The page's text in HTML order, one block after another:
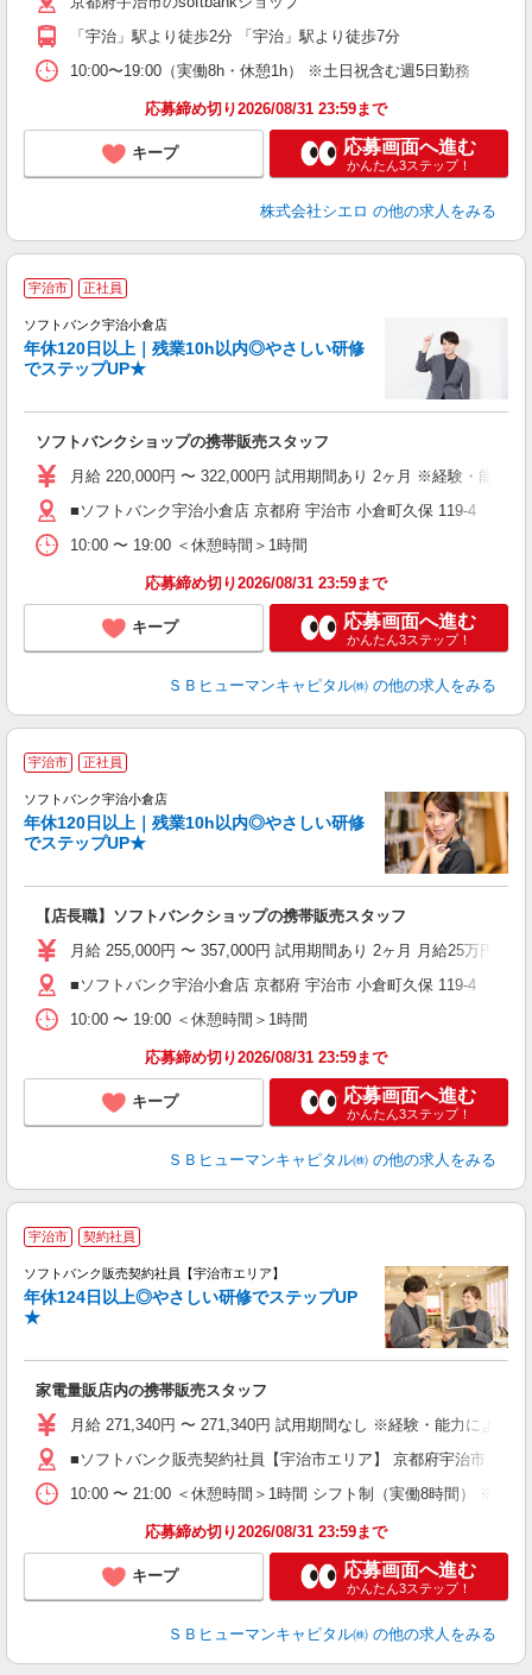
「宇治」駅より徒歩2分 「宇治」駅より徒歩7分
10:00〜19:00（実働8h・休憩1h） ※土日祝含む週5日勤務
応募締め切り2026/08/31 23:59まで
キープ 応募画面へ進む
かんたん3ステップ！
株式会社シエロ の他の求人をみる
宇治市 正社員
ソフトバンク宇治小倉店
年休120日以上｜残業10h以内◎やさしい研修
でステップUP★
ソフトバンクショップの携帯販売スタッフ
月給 220,000円 〜 322,000円 試用期間あり 2ヶ月 ※経験・能力
■ソフトバンク宇治小倉店 京都府 宇治市 小倉町久保 119‐4
10:00 〜 19:00 ＜休憩時間＞1時間
応募締め切り2026/08/31 23:59まで
キープ 応募画面へ進む
かんたん3ステップ！
ＳＢヒューマンキャピタル㈱ の他の求人をみる
宇治市 正社員
ソフトバンク宇治小倉店
年休120日以上｜残業10h以内◎やさしい研修
でステップUP★
【店長職】ソフトバンクショップの携帯販売スタッフ
月給 255,000円 〜 357,000円 試用期間あり 2ヶ月 月給25万円以
■ソフトバンク宇治小倉店 京都府 宇治市 小倉町久保 119‐4
10:00 〜 19:00 ＜休憩時間＞1時間
応募締め切り2026/08/31 23:59まで
キープ 応募画面へ進む
かんたん3ステップ！
ＳＢヒューマンキャピタル㈱ の他の求人をみる
宇治市 契約社員
ソフトバンク販売契約社員【宇治市エリア】
年休124日以上◎やさしい研修でステップUP
★
家電量販店内の携帯販売スタッフ
月給 271,340円 〜 271,340円 試用期間なし ※経験・能力による
■ソフトバンク販売契約社員【宇治市エリア】 京都府宇治市
10:00 〜 21:00 ＜休憩時間＞1時間 シフト制（実働8時間） ※営
応募締め切り2026/08/31 23:59まで
キープ 応募画面へ進む
かんたん3ステップ！
ＳＢヒューマンキャピタル㈱ の他の求人をみる